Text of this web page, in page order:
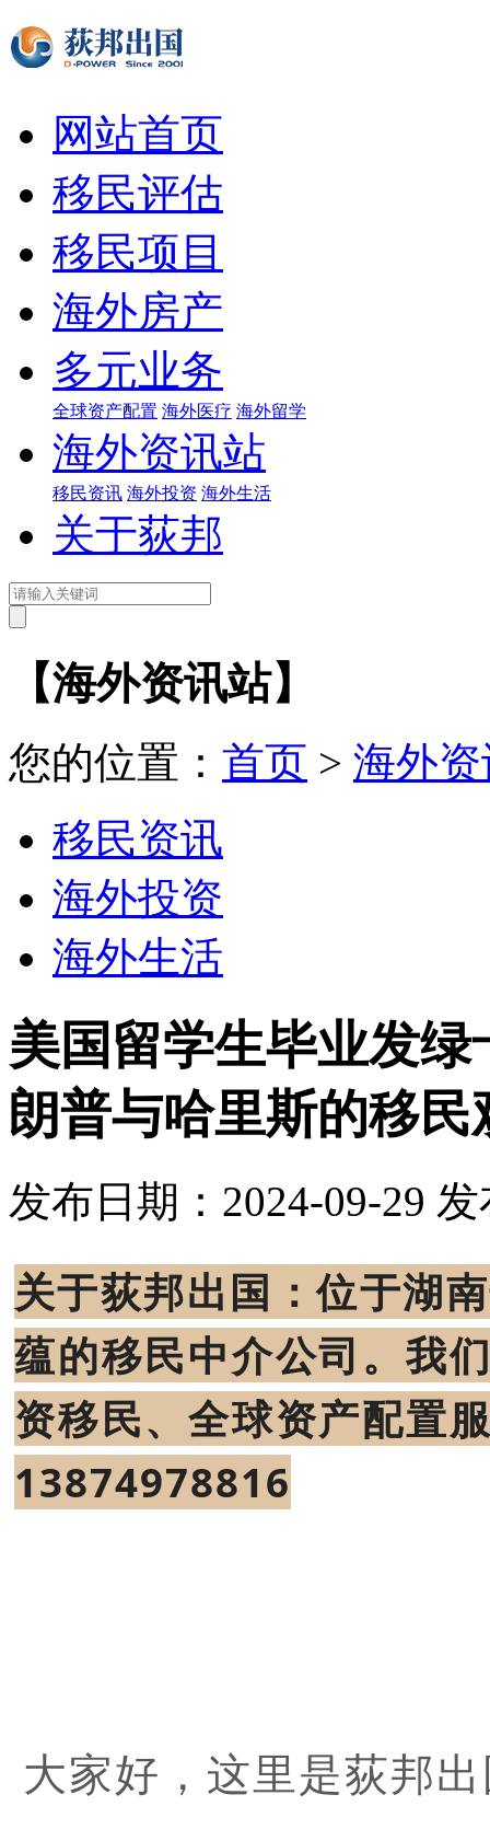
网站首页
移民评估
移民项目
海外房产
多元业务
全球资产配置 海外医疗 海外留学
海外资讯站
移民资讯 海外投资 海外生活
关于荻邦
【海外资讯站】
您的位置： 首页 > 海外
移民资讯
海外投资
海外生活
美国留学生毕业发
朗普与哈里斯的移民
发布日期：2024-09-29 发
关于荻邦出国：位于湖
蕴的移民中介公司。我
资移民、全球资产配置
13874978816
大家好，这里是荻邦